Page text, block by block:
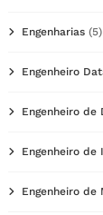
Engenharias (5)
Engenheiro
Engenheiro de
Engenheiro de
Engenheiro de